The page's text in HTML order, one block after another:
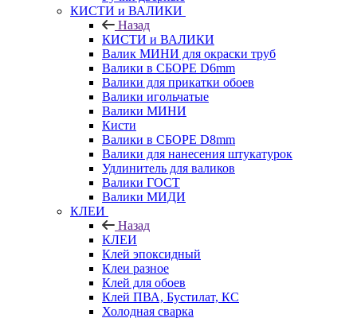
КИСТИ и ВАЛИКИ
Назад
КИСТИ и ВАЛИКИ
Валик МИНИ для окраски труб
Валики в СБОРЕ D6mm
Валики для прикатки обоев
Валики игольчатые
Валики МИНИ
Кисти
Валики в СБОРЕ D8mm
Валики для нанесения штукатурок
Удлинитель для валиков
Валики ГОСТ
Валики МИДИ
КЛЕИ
Назад
КЛЕИ
Клей эпоксидный
Клеи разное
Клей для обоев
Клей ПВА, Бустилат, КС
Холодная сварка